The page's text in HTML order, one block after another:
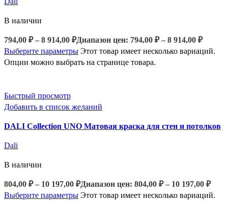
В наличии
794,00 ₽ – 8 914,00 ₽Диапазон цен: 794,00 ₽ – 8 914,00 ₽
Выберите параметры Этот товар имеет несколько вариаций.
Опции можно выбрать на странице товара.
Быстрый просмотр
Добавить в список желаний
DALI Collection UNO Матовая краска для стен и потолков
Dali
В наличии
804,00 ₽ – 10 197,00 ₽Диапазон цен: 804,00 ₽ – 10 197,00 ₽
Выберите параметры Этот товар имеет несколько вариаций.